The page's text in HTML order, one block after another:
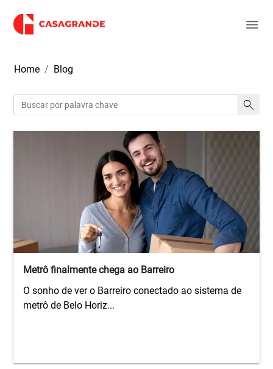
Home Blog
Metrô finalmente chega ao Barreiro
O sonho de ver o Barreiro conectado ao sistema de
metrô de Belo Horiz...